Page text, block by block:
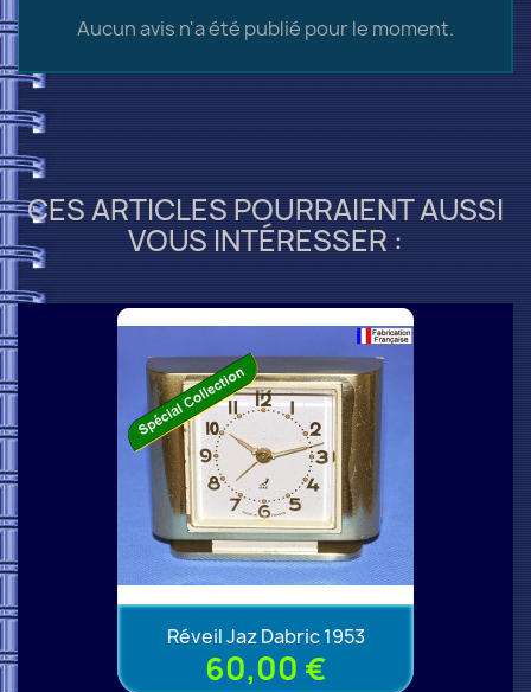
Aucun avis n'a été publié pour le moment.
CES ARTICLES POURRAIENT AUSSI
VOUS INTÉRESSER :
Réveil Jaz Dabric 1953
60,00 €